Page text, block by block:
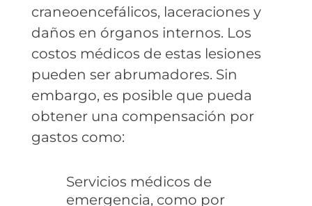
craneoencefálicos, laceraciones y
daños en órganos internos. Los
costos médicos de estas lesiones
pueden ser abrumadores. Sin
embargo, es posible que pueda
obtener una compensación por
gastos como:
Servicios médicos de
emergencia, como por